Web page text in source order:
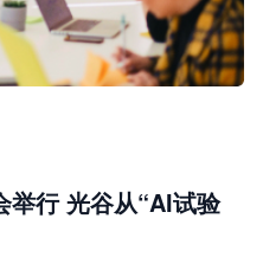
举行 光谷从“AI试验